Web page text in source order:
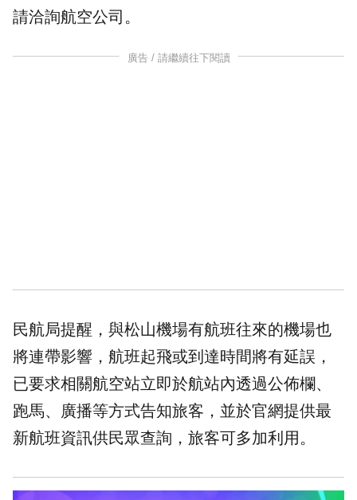
請洽詢航空公司。
廣告 / 請繼續往下閱讀
民航局提醒，與松山機場有航班往來的機場也
將連帶影響，航班起飛或到達時間將有延誤，
已要求相關航空站立即於航站內透過公佈欄、
跑馬、廣播等方式告知旅客，並於官網提供最
新航班資訊供民眾查詢，旅客可多加利用。